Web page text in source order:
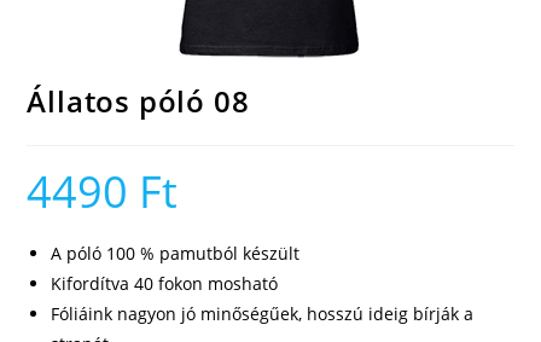
Állatos póló 08
4490 Ft
A póló 100 % pamutból készült
Kifordítva 40 fokon mosható
Fóliáink nagyon jó minőségűek, hosszú ideig bírják a